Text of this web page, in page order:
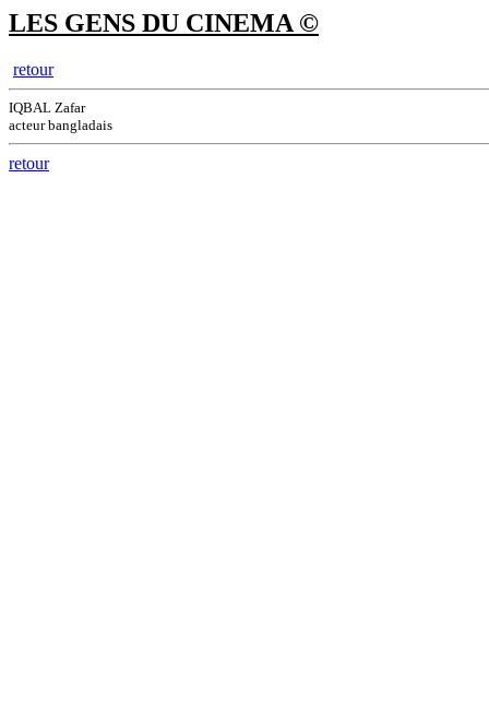
LES GENS DU CINEMA ©
retour
IQBAL Zafar
acteur bangladais
retour